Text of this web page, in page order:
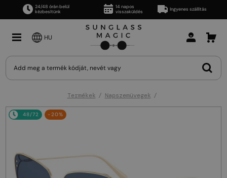
24/48 órán belül
kézbesítünk
14 napos
visszaküldés
Ingyenes szállítás
HU
Termékek Napszemüvegek
48/72 -20%